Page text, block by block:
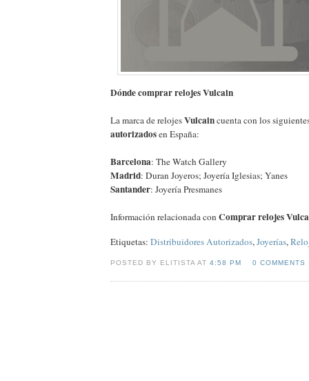
Dónde comprar relojes Vulcain
La marca de relojesVulcaincuenta con los
autorizadosen España:
Barcelona: The Watch Gallery
Madrid: Duran Joyeros; Joyería Iglesias; Yanes
Santander: Joyería Presmanes
Información relacionada con Comprar relojes
Etiquetas: Distribuidores Autorizados,Joyerías,
POSTED BY ELITISTA AT4:58 PM 0 COMMENTS